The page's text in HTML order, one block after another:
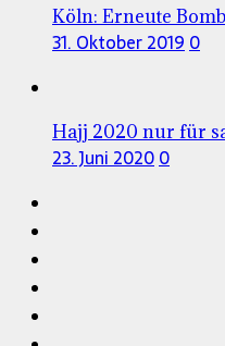
Köln: Erneute
31. Oktober 20190
Hajj 2020 nur für
23. Juni 20200